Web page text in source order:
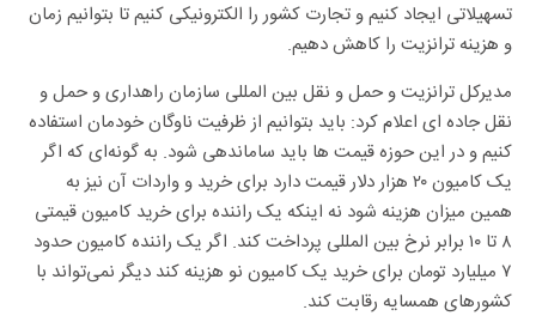
تسهیلاتی ایجاد کنیم و تجارت کشور را الکترونیکی کنیم تا بتوانیم زمان
و هزینه ترانزیت را کاهش دهیم.
مدیرکل ترانزیت و حمل و نقل بین المللی سازمان راهداری و حمل و
نقل جاده ای اعلام کرد: باید بتوانیم از ظرفیت ناوگان خودمان استفاده
کنیم و در این حوزه قیمت ها باید ساماندهی شود. به گونه‌ای که اگر
یک کامیون ۲۰ هزار دلار قیمت دارد برای خرید و واردات آن نیز به
همین میزان هزینه شود نه اینکه یک راننده برای خرید کامیون قیمتی
۸ تا ۱۰ برابر نرخ بین المللی پرداخت کند. اگر یک راننده کامیون حدود
۷ میلیارد تومان برای خرید یک کامیون نو هزینه کند دیگر نمی‌تواند با
کشورهای همسایه رقابت کند.